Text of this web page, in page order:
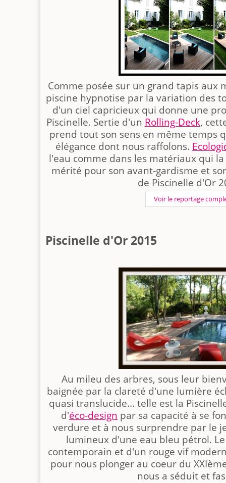
Comme posée sur un grand tapis aux
piscine hypnotise par la variation des
d'un ciel capricieux qui donne une
Piscinelle. Sertie d'un Rolling-Deck,
prend tout son sens en même temps
élégance dont nous raffolons.
l'eau comme dans les matériaux qui
mérité pour son avant-gardisme et
de Piscinelle d'Or
Voir le reportage
Piscinelle d'Or 2015
Au mileu des arbres, sous leur
baignée par la clareté d'une lumière
quasi translucide... telle est la
d'éco-design par sa capacité à se
verdure et à nous surprendre par le
lumineux d'une eau bleu pétrol.
contemporain et d'un rouge vif
pour nous plonger au coeur du
nous a séduit et